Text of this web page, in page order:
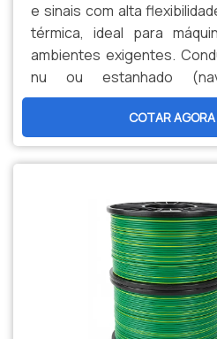
e sinais com alta
térmica, ideal para
ambientes exigentes.
nu ou estanhado
durabilidade,
manutenção. Opções
produção nacional e
especializada para sua
COTAR AGORA